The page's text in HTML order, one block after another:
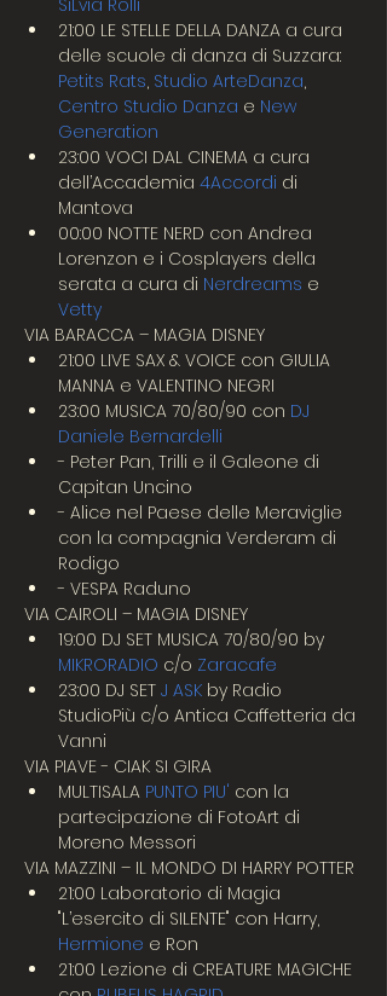
SiLvia Rolli
21:00 LE STELLE DELLA DANZA a cura
delle scuole di danza di Suzzara:
Petits Rats, Studio ArteDanza,
Centro Studio Danza e New
Generation
23:00 VOCI DAL CINEMA a cura
dell’Accademia 4Accordi di
Mantova
00:00 NOTTE NERD con Andrea
Lorenzon e i Cosplayers della
serata a cura di Nerdreams e
Vetty
VIA BARACCA – MAGIA DISNEY
21:00 LIVE SAX & VOICE con GIULIA
MANNA e VALENTINO NEGRI
23:00 MUSICA 70/80/90 con DJ
Daniele Bernardelli
- Peter Pan, Trilli e il Galeone di
Capitan Uncino
- Alice nel Paese delle Meraviglie
con la compagnia Verderam di
Rodigo
- VESPA Raduno
VIA CAIROLI – MAGIA DISNEY
19:00 DJ SET MUSICA 70/80/90 by
MIKRORADIO c/o Zaracafe
23:00 DJ SET J ASK by Radio
StudioPiù c/o Antica Caffetteria da
Vanni
VIA PIAVE - CIAK SI GIRA
MULTISALA PUNTO PIU' con la
partecipazione di FotoArt di
Moreno Messori
VIA MAZZINI – IL MONDO DI HARRY POTTER
21:00 Laboratorio di Magia
"L’esercito di SILENTE" con Harry,
Hermione e Ron
21:00 Lezione di CREATURE MAGICHE